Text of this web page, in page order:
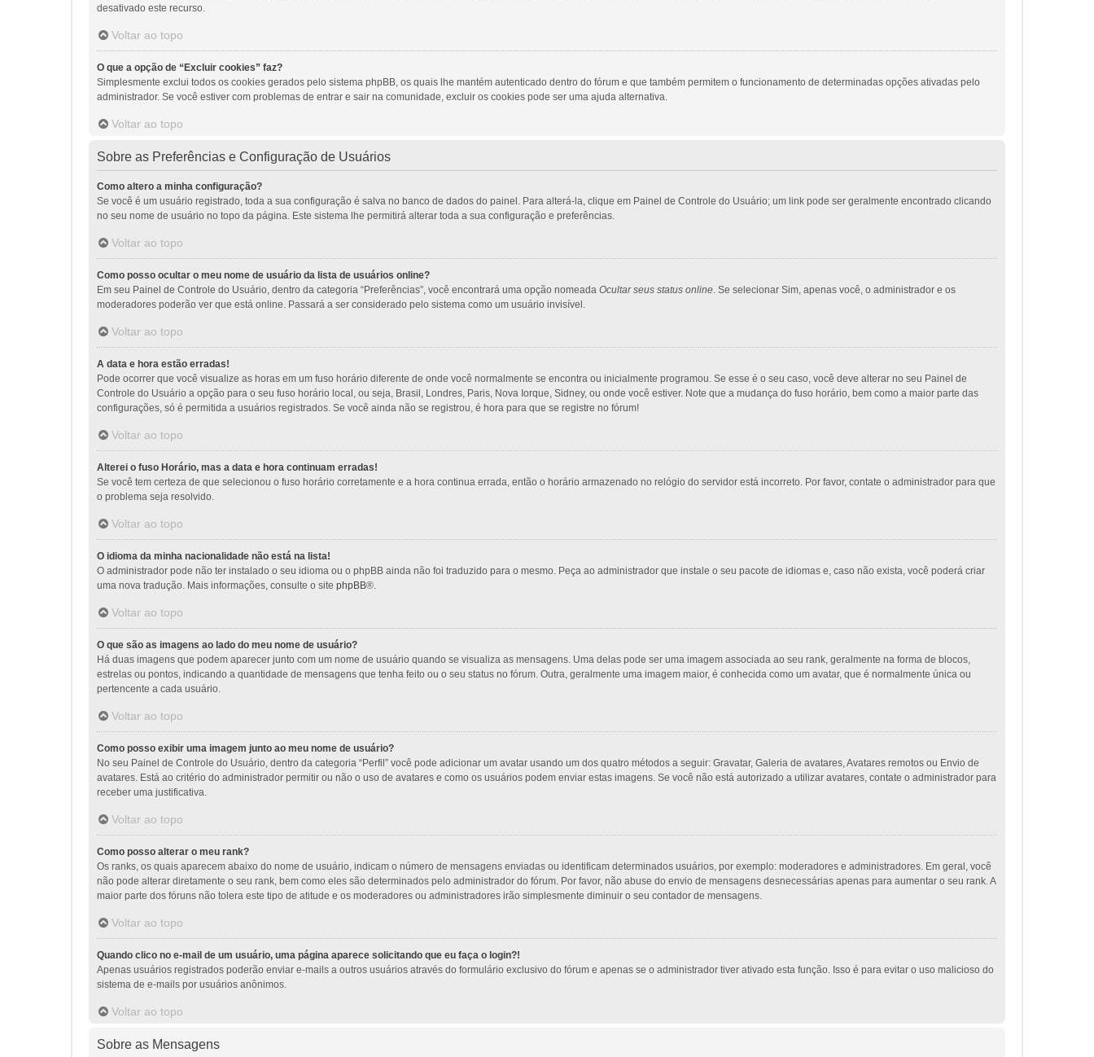
desativado este recurso.
Voltar ao topo
O que a opção de “Excluir cookies” faz?
Simplesmente exclui todos os cookies gerados pelo sistema phpBB, os quais lhe mantém autenticado dentro do fórum e que também permitem o funcionamento de determinadas opções ativadas pelo
administrador. Se você estiver com problemas de entrar e sair na comunidade, excluir os cookies pode ser uma ajuda alternativa.
Voltar ao topo
Sobre as Preferências e Configuração de Usuários
Como altero a minha configuração?
Se você é um usuário registrado, toda a sua configuração é salva no banco de dados do painel. Para alterá-la, clique em Painel de Controle do Usuário; um link pode ser geralmente encontrado clicando
no seu nome de usuário no topo da página. Este sistema lhe permitirá alterar toda a sua configuração e preferências.
Voltar ao topo
Como posso ocultar o meu nome de usuário da lista de usuários online?
Em seu Painel de Controle do Usuário, dentro da categoria “Preferências”, você encontrará uma opção nomeada Ocultar seus status online. Se selecionar Sim, apenas você, o administrador e os
moderadores poderão ver que está online. Passará a ser considerado pelo sistema como um usuário invisível.
Voltar ao topo
A data e hora estão erradas!
Pode ocorrer que você visualize as horas em um fuso horário diferente de onde você normalmente se encontra ou inicialmente programou. Se esse é o seu caso, você deve alterar no seu Painel de
Controle do Usuário a opção para o seu fuso horário local, ou seja, Brasil, Londres, Paris, Nova Iorque, Sidney, ou onde você estiver. Note que a mudança do fuso horário, bem como a maior parte das
configurações, só é permitida a usuários registrados. Se você ainda não se registrou, é hora para que se registre no fórum!
Voltar ao topo
Alterei o fuso Horário, mas a data e hora continuam erradas!
Se você tem certeza de que selecionou o fuso horário corretamente e a hora continua errada, então o horário armazenado no relógio do servidor está incorreto. Por favor, contate o administrador para que
o problema seja resolvido.
Voltar ao topo
O idioma da minha nacionalidade não está na lista!
O administrador pode não ter instalado o seu idioma ou o phpBB ainda não foi traduzido para o mesmo. Peça ao administrador que instale o seu pacote de idiomas e, caso não exista, você poderá criar
uma nova tradução. Mais informações, consulte o site phpBB®.
Voltar ao topo
O que são as imagens ao lado do meu nome de usuário?
Há duas imagens que podem aparecer junto com um nome de usuário quando se visualiza as mensagens. Uma delas pode ser uma imagem associada ao seu rank, geralmente na forma de blocos,
estrelas ou pontos, indicando a quantidade de mensagens que tenha feito ou o seu status no fórum. Outra, geralmente uma imagem maior, é conhecida como um avatar, que é normalmente única ou
pertencente a cada usuário.
Voltar ao topo
Como posso exibir uma imagem junto ao meu nome de usuário?
No seu Painel de Controle do Usuário, dentro da categoria “Perfil” você pode adicionar um avatar usando um dos quatro métodos a seguir: Gravatar, Galeria de avatares, Avatares remotos ou Envio de
avatares. Está ao critério do administrador permitir ou não o uso de avatares e como os usuários podem enviar estas imagens. Se você não está autorizado a utilizar avatares, contate o administrador para
receber uma justificativa.
Voltar ao topo
Como posso alterar o meu rank?
Os ranks, os quais aparecem abaixo do nome de usuário, indicam o número de mensagens enviadas ou identificam determinados usuários, por exemplo: moderadores e administradores. Em geral, você
não pode alterar diretamente o seu rank, bem como eles são determinados pelo administrador do fórum. Por favor, não abuse do envio de mensagens desnecessárias apenas para aumentar o seu rank. A
maior parte dos fóruns não tolera este tipo de atitude e os moderadores ou administradores irão simplesmente diminuir o seu contador de mensagens.
Voltar ao topo
Quando clico no e-mail de um usuário, uma página aparece solicitando que eu faça o login?!
Apenas usuários registrados poderão enviar e-mails a outros usuários através do formulário exclusivo do fórum e apenas se o administrador tiver ativado esta função. Isso é para evitar o uso malicioso do
sistema de e-mails por usuários anônimos.
Voltar ao topo
Sobre as Mensagens